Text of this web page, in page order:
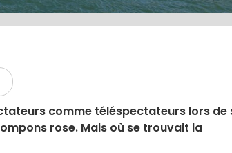
comme téléspectateurs lors de
rose. Mais où se trouvait la